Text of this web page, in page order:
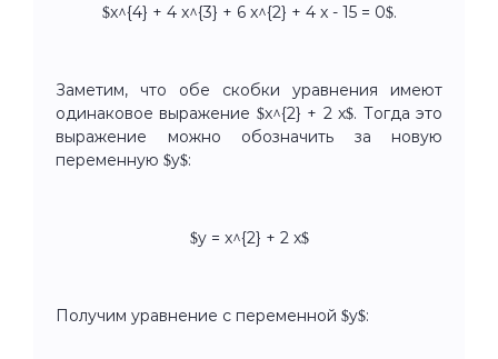
$x^{4} + 4 x^{3} + 6 x^{2} + 4 x - 15 = 0$.
Заметим, что обе скобки уравнения имеют
одинаковое выражение $x^{2} + 2 x$. Тогда это
выражение можно обозначить за новую
переменную $y$:
$y = x^{2} + 2 x$
Получим уравнение с переменной $y$: